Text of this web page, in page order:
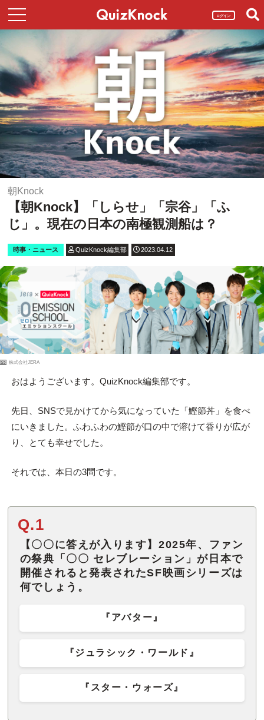
ログイン
朝Knock
【朝Knock】「しらせ」「宗谷」「ふ
じ」。現在の日本の南極観測船は？
時事・ニュース QuizKnock編集部 2023.04.12
PR 株式会社JERA
おはようございます。QuizKnock編集部です。
先日、SNSで見かけてから気になっていた「鰹節丼」を食べ
にいきました。ふわふわの鰹節が口の中で溶けて香りが広が
り、とても幸せでした。
それでは、本日の3問です。
Q.1
【〇〇に答えが入ります】2025年、ファン
の祭典「〇〇 セレブレーション」が日本で
開催されると発表されたSF映画シリーズは
何でしょう。
『アバター』
『ジュラシック・ワールド』
『スター・ウォーズ』